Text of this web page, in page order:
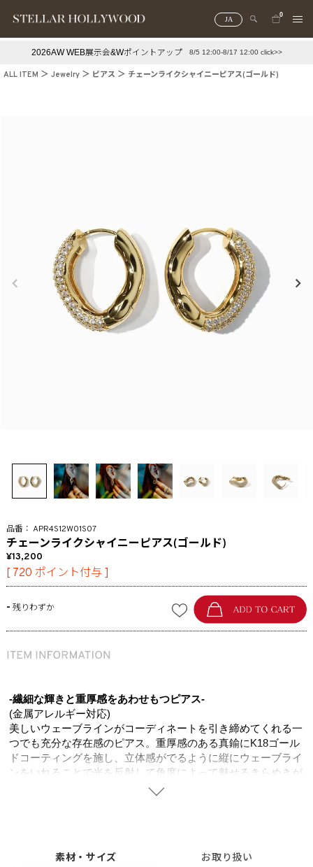
JA
0
2026AW WEB展示会&Wポイントアップ 8/5 12:00-8/17 12:00 click>>
ALL ITEM Jewelry ピアス チェーンライクシャイニーピアス(ゴールド)
APR4S12W01S07
チェーンライクシャイニーピアス(ゴールド)
13,200
[ 720 ポイント付与 ]
- 残りわずか
-繊細な輝きと重厚感をあわせもつピアス-
(金属アレルギー対応)
美しいウェーブラインがコーディネートを引き締めてくれる一
つでも充分な存在感のピアス。重厚感のある真鍮にK18ゴール
ドコーティングを施し、立体感がでるように縦にウェーブライ
ンをいれることで光を反射して角度によって魅せるきらめきが
華やかに仕上げてくれます。ゆるやかな曲線のフープピアスに
ニッケルフリーを使用することで肌にやさしく金属アレルギー
素材・サイズ お取り扱い